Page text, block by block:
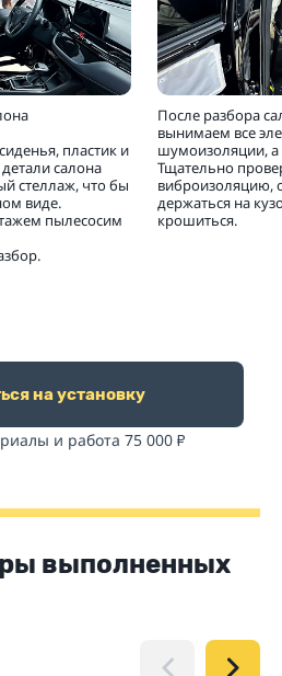
пластик и
салона
стеллаж, что бы
виде.
пылесосим
После разбора
вынимаем все
шумоизоляции, а
Тщательно
виброизоляцию,
держаться на
крошиться.
на установку
и работа 75 000 ₽
выполненных